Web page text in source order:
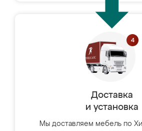
Доставка
и установка
Мы доставляем мебель по